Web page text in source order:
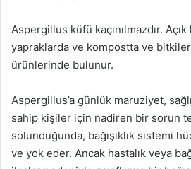
Aspergillus küfü kaçınılmazdır.
yapraklarda ve kompostta ve
ürünlerinde bulunur.
Aspergillus’a günlük maruziyet,
sahip kişiler için nadiren bir sorun
solunduğunda, bağışıklık sistemi
ve yok eder. Ancak hastalık veya